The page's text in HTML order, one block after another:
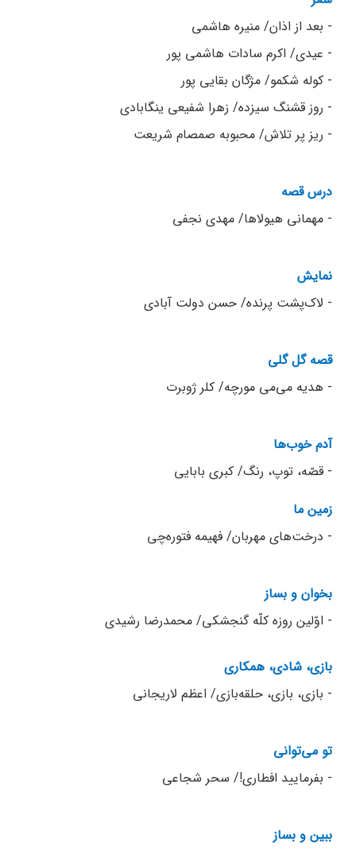
- بعد از اذان/ منیره هاشمی
- عیدی/ اکرم سادات هاشمی پور
- کوله شکمو/ مژگان بقایی پور
- روز قشنگ سیزده/ زهرا شفیعی ینگابادی
- ریز پر تلاش/ محبوبه صمصام شریعت
درس قصه
- مهمانی هیولاها/ مهدی نجفی
نمایش
- لاک‌پشت پرنده/ حسن دولت آبادی
قصه گل گلی
- هدیه می‌می مورچه/ کلر ژوبرت
آدم خوب‌ها
- قصّه، توپ، رنگ/ کبری بابایی
زمین ما
- درخت‌های مهربان/ فهیمه فتوره‌چی
بخوان و بساز
- اوّلین روزه کلّه گنجشکی/ محمدرضا رشیدی
بازی، شادی، همکاری
- بازی، بازی، حلقه‌بازی/ اعظم لاریجانی
تو می‌توانی
- بفرمایید افطاری!/ سحر شجاعی
ببین و بساز